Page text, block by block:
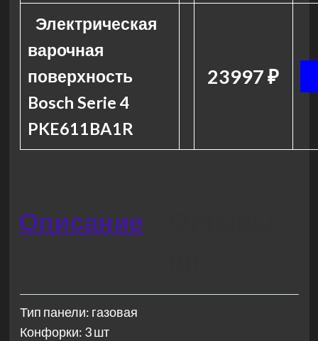
Электрическая
варочная
поверхность
Bosch Serie 4
PKE611BA1R
23997 ₽
Описание
Тип панели: газовая
Конфорки: 3 шт